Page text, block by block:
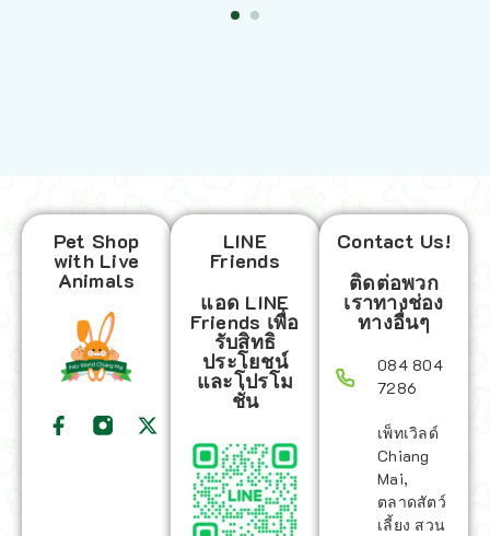
Pet Shop
with Live
Animals
LINE
Friends
แอด LINE
Friends เพื่อ
รับสิทธิ
ประโยชน์
และโปรโม
ชั่น
Contact Us!
ติดต่อพวก
เราทางช่อง
ทางอื่นๆ
084 804
7286
เพ็ทเวิลด์
Chiang
Mai,
ตลาดสัตว์
เลี้ยง สวน